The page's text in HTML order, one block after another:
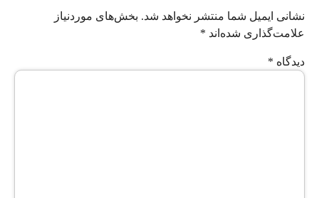
نشانی ایمیل شما منتشر نخواهد شد. بخش‌های موردنیاز
علامت‌گذاری شده‌اند *
دیدگاه *